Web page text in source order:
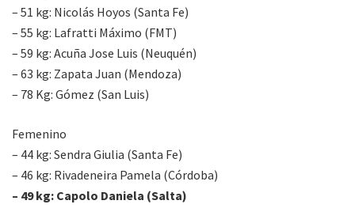
– 51 kg: Nicolás Hoyos (Santa Fe)
– 55 kg: Lafratti Máximo (FMT)
– 59 kg: Acuña Jose Luis (Neuquén)
– 63 kg: Zapata Juan (Mendoza)
– 78 Kg: Gómez (San Luis)
Femenino
– 44 kg: Sendra Giulia (Santa Fe)
– 46 kg: Rivadeneira Pamela (Córdoba)
– 49 kg: Capolo Daniela (Salta)